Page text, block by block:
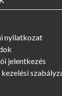
nyilatkozat
jelentkezés